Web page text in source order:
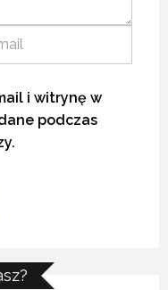
i witrynę w
podczas